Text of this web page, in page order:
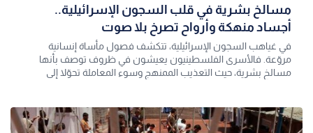
مسالخ بشرية في قلب السجون الإسرائيلية..
أجساد منهكة وأرواح تصرخ بلا صوت
في غياهب السجون الإسرائيلية، تتكشف فصول مأساة إنسانية
مروّعة. فالأسرى الفلسطينيون يعيشون في ظروف توصف بأنها
مسالخ بشرية، حيث التعذيب الممنهج وسوء المعاملة تحوّلا إلى